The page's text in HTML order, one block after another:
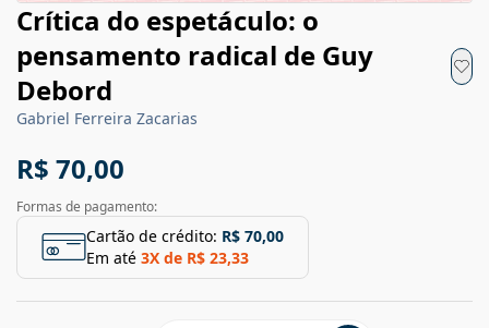
Crítica do espetáculo: o
pensamento radical de Guy
Debord
Gabriel Ferreira Zacarias
R$ 70,00
Formas de pagamento:
Cartão de crédito: R$ 70,00
Em até 3X de R$ 23,33